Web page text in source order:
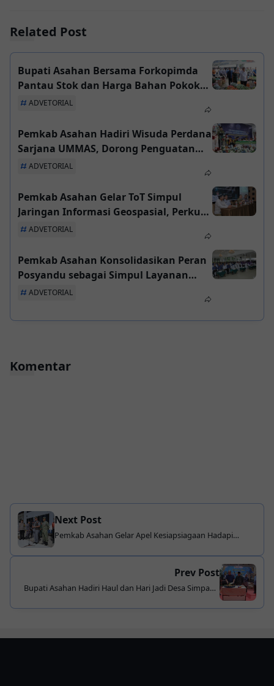
Related Post
Bupati Asahan Bersama Forkopimda
Pantau Stok dan Harga Bahan Pokok
Jelang Nataru 2025
ADVETORIAL
Pemkab Asahan Hadiri Wisuda Perdana
Sarjana UMMAS, Dorong Penguatan
SDM Daerah
ADVETORIAL
Pemkab Asahan Gelar ToT Simpul
Jaringan Informasi Geospasial, Perkuat
Integrasi Data Pembangunan
ADVETORIAL
Pemkab Asahan Konsolidasikan Peran
Posyandu sebagai Simpul Layanan
Sosial Dasar Tahun 2025
ADVETORIAL
Komentar
Next Post
Pemkab Asahan Gelar Apel Kesiapsiagaan Hadapi
Prev Post
Bupati Asahan Hadiri Haul dan Hari Jadi Desa Simpang